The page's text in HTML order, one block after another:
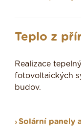
Teplo z
Realizace
fotovoltaických
budov.
Solární panely